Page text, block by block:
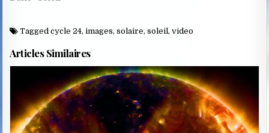
Taggedcycle 24,images,solaire,soleil,video
Articles Similaires
Posted